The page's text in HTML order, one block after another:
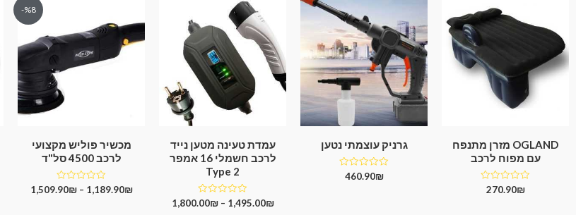
OGLAND מזרן מתנפח
עם מפוח לרכב
דורג270.90₪
גרניק עוצמתי נטען
דורג460.90₪
עמדת טעינה מטען נייד
לרכב חשמלי 16 אמפר
Type 2
דורג
1,495.00₪
–
1,800.00₪
%8-
מכשיר פוליש מקצועי
לרכב 4500 סל"ד
דורג
1,189.90₪
–
1,509.90₪